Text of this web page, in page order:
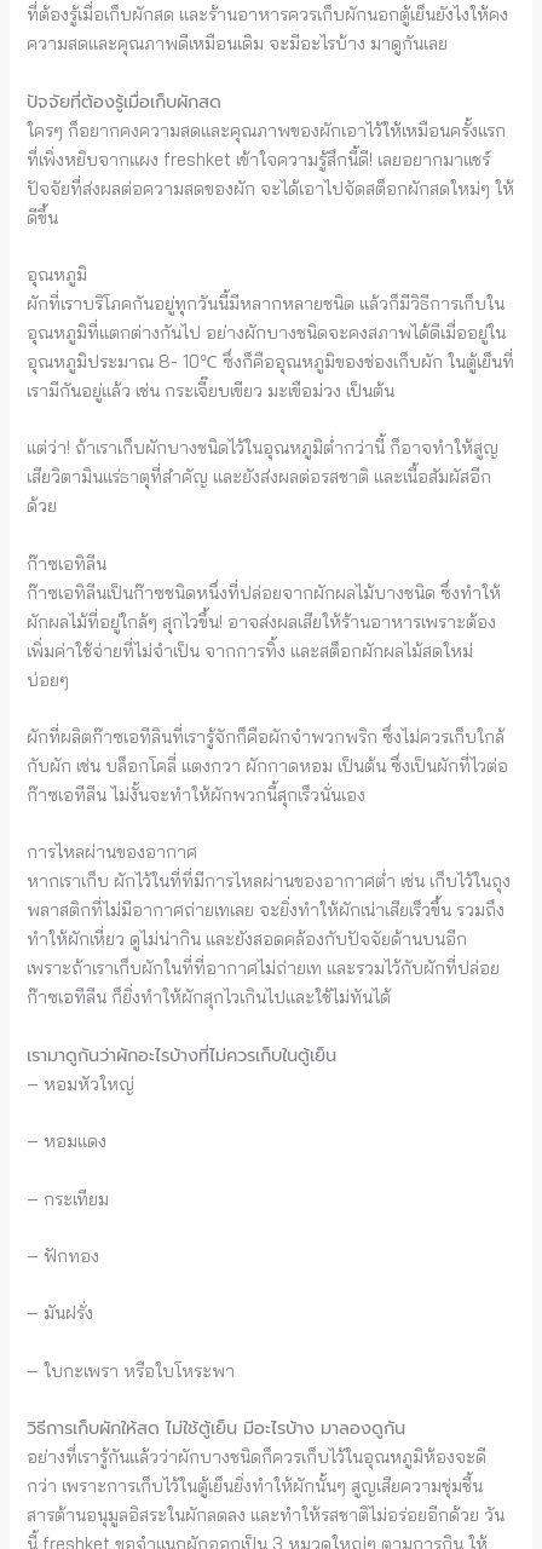
ที่ต้องรู้เมื่อเก็บผักสด และร้านอาหารควรเก็บผักนอกตู้เย็นยังไงให้คง
ความสดและคุณภาพดีเหมือนเดิม จะมีอะไรบ้าง มาดูกันเลย
ปัจจัยที่ต้องรู้เมื่อเก็บผักสด
ใครๆ ก็อยากคงความสดและคุณภาพของผักเอาไว้ให้เหมือนครั้งแรก
ที่เพิ่งหยิบจากแผง freshket เข้าใจความรู้สึกนี้ดี! เลยอยากมาแชร์
ปัจจัยที่ส่งผลต่อความสดของผัก จะได้เอาไปจัดสต็อกผักสดใหม่ๆ ให้
ดีขึ้น
อุณหภูมิ
ผักที่เราบริโภคกันอยู่ทุกวันนี้มีหลากหลายชนิด แล้วก็มีวิธีการเก็บใน
อุณหภูมิที่แตกต่างกันไป อย่างผักบางชนิดจะคงสภาพได้ดีเมื่ออยู่ใน
อุณหภูมิประมาณ 8- 10℃ ซึ่งก็คืออุณหภูมิของช่องเก็บผัก ในตู้เย็นที่
เรามีกันอยู่แล้ว เช่น กระเจี๊ยบเขียว มะเขือม่วง เป็นต้น
แต่ว่า! ถ้าเราเก็บผักบางชนิดไว้ในอุณหภูมิต่ำกว่านี้ ก็อาจทำให้สูญ
เสียวิตามินแร่ธาตุที่สำคัญ และยังส่งผลต่อรสชาติ และเนื้อสัมผัสอีก
ด้วย
ก๊าซเอทิลีน
ก๊าซเอทิลีนเป็นก๊าซชนิดหนึ่งที่ปล่อยจากผักผลไม้บางชนิด ซึ่งทำให้
ผักผลไม้ที่อยู่ใกล้ๆ สุกไวขึ้น! อาจส่งผลเสียให้ร้านอาหารเพราะต้อง
เพิ่มค่าใช้จ่ายที่ไม่จำเป็น จากการทิ้ง และสต็อกผักผลไม้สดใหม่
บ่อยๆ
ผักที่ผลิตก๊าซเอทีลินที่เรารู้จักก็คือผักจำพวกพริก ซึ่งไม่ควรเก็บใกล้
กับผัก เช่น บล็อกโคลี่ แตงกวา ผักกาดหอม เป็นต้น ซึ่งเป็นผักที่ไวต่อ
ก๊าซเอทีลีน ไม่งั้นจะทำให้ผักพวกนี้สุกเร็วนั่นเอง
การไหลผ่านของอากาศ
หากเราเก็บ ผักไว้ในที่ที่มีการไหลผ่านของอากาศต่ำ เช่น เก็บไว้ในถุง
พลาสติกที่ไม่มีอากาศถ่ายเทเลย จะยิ่งทำให้ผักเน่าเสียเร็วขึ้น รวมถึง
ทำให้ผักเหี่ยว ดูไม่น่ากิน และยังสอดคล้องกับปัจจัยด้านบนอีก
เพราะถ้าเราเก็บผักในที่ที่อากาศไม่ถ่ายเท และรวมไว้กับผักที่ปล่อย
ก๊าซเอทีลีน ก็ยิ่งทำให้ผักสุกไวเกินไปและใช้ไม่ทันได้
เรามาดูกันว่าผักอะไรบ้างที่ไม่ควรเก็บในตู้เย็น
– หอมหัวใหญ่
– หอมแดง
– กระเทียม
– ฟักทอง
– มันฝรั่ง
– ใบกะเพรา หรือใบโหระพา
วิธีการเก็บผักให้สด ไม่ใช้ตู้เย็น มีอะไรบ้าง มาลองดูกัน
อย่างที่เรารู้กันแล้วว่าผักบางชนิดก็ควรเก็บไว้ในอุณหภูมิห้องจะดี
กว่า เพราะการเก็บไว้ในตู้เย็นยิ่งทำให้ผักนั้นๆ สูญเสียความชุ่มชื้น
สารต้านอนุมูลอิสระในผักลดลง และทำให้รสชาติไม่อร่อยอีกด้วย วัน
นี้ freshket ขอจำแนกผักออกเป็น 3 หมวดใหญ่ๆ ตามการกิน ให้